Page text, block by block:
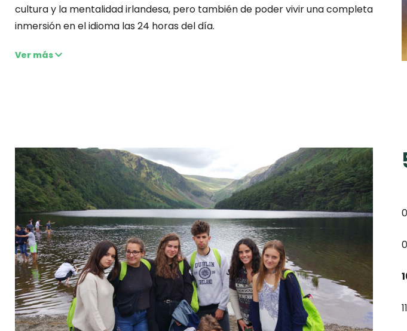
cultura y la mentalidad irlandesa, pero también de poder vivir una completa
inmersión en el idioma las 24 horas del día.
Ver más